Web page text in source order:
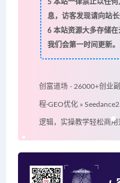
5本站一律禁止以任何
息，访客发现请向站
6本站资源大多存储在
我们会第一时间更新。
创富道场 - 26000+创业
程·GEO优化 »
逻辑，实操教学轻松商用